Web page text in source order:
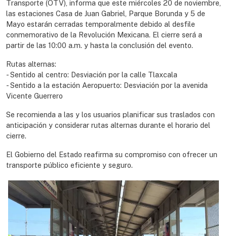
Transporte (OTV), informa que este miércoles 20 de noviembre,
las estaciones Casa de Juan Gabriel, Parque Borunda y 5 de
Mayo estarán cerradas temporalmente debido al desfile
conmemorativo de la Revolución Mexicana. El cierre será a
partir de las 10:00 a.m. y hasta la conclusión del evento.
Rutas alternas:
- Sentido al centro: Desviación por la calle Tlaxcala
- Sentido a la estación Aeropuerto: Desviación por la avenida
Vicente Guerrero
Se recomienda a las y los usuarios planificar sus traslados con
anticipación y considerar rutas alternas durante el horario del
cierre.
El Gobierno del Estado reafirma su compromiso con ofrecer un
transporte público eficiente y seguro.